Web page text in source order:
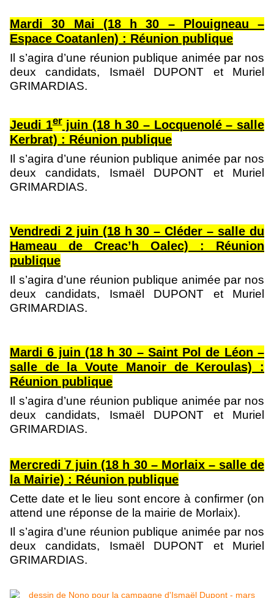
Mardi 30 Mai (18 h 30 – Plouigneau –
Espace Coatanlen) : Réunion publique
Il s’agira d’une réunion publique animée par nos
deux candidats, Ismaël DUPONT et Muriel
GRIMARDIAS.
Jeudi 1erjuin (18 h 30 – Locquenolé – salle
Kerbrat) : Réunion publique
Il s’agira d’une réunion publique animée par nos
deux candidats, Ismaël DUPONT et Muriel
GRIMARDIAS.
Vendredi 2 juin (18 h 30 – Cléder – salle du
Hameau de Creac’h Oalec) : Réunion
publique
Il s’agira d’une réunion publique animée par nos
deux candidats, Ismaël DUPONT et Muriel
GRIMARDIAS.
Mardi 6 juin (18 h 30 – Saint Pol de Léon –
salle de la Voute Manoir de Keroulas) :
Réunion publique
Il s’agira d’une réunion publique animée par nos
deux candidats, Ismaël DUPONT et Muriel
GRIMARDIAS.
Mercredi 7 juin (18 h 30 – Morlaix – salle de
la Mairie) : Réunion publique
Cette date et le lieu sont encore à confirmer (on
attend une réponse de la mairie de Morlaix).
Il s’agira d’une réunion publique animée par nos
deux candidats, Ismaël DUPONT et Muriel
GRIMARDIAS.